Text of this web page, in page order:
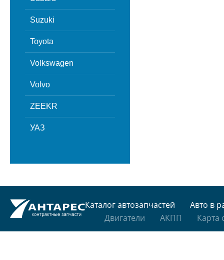
Suzuki
Toyota
Volkswagen
Volvo
ZEEKR
УАЗ
Каталог автозапчастей
Авто в
Двигатели
АКПП Карта